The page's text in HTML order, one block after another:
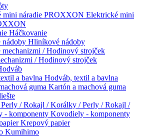
Elektrické mini
Háčkovanie
Hliníkové nádoby
/ Hodinový strojček
Hodváb, textil a bavlna
Kartón a machová guma
Korálky / Perly / Rokajl /
Kovodiely - komponenty
Krepový papier
Kumihimo